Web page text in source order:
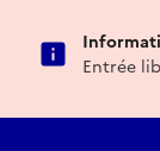
Entrée